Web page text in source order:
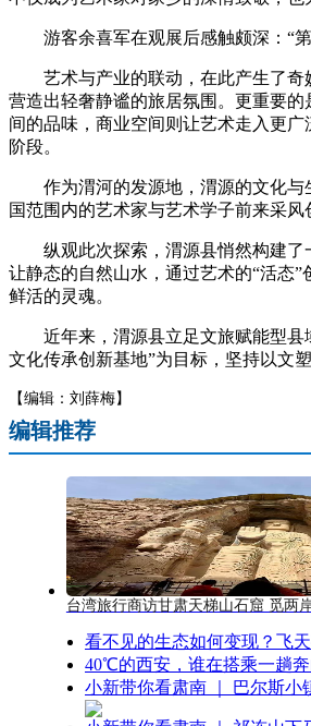
游客余喜军在观展后感触颇深：“第
艺术与产业的联动，在此产生了奇妙
营造出轻奢静谧的旅居氛围。更重要
间的品味，商业空间则让艺术走入更
阶段。
作为渭河的发源地，渭源的文化与生
国范围内的艺术家与艺术学子前来采
纵观此次探索，渭源县悄然构建了一
让静态的自然山水，通过艺术的“活态
鲜活的灵魂。
近年来，渭源县立足文旅赋能型县域
文化传承创新基地”为目标，坚持以文
【编辑：刘薛梅】
编辑推荐
台湾旅行商访甘肃天梯山石窟 觅两
看不见的生态如何变现？飞
40℃的西安，谁在搭乘一趟
小新带你看肃南 ｜ 巴尔斯小